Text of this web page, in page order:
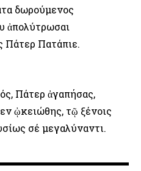
δωρούμενος
ἀπολύτρωσαι
Πάτερ Πατάπιε.
Πάτερ ἀγαπήσας,
ᾠκειώθης, τῷ ξένοις
σέ μεγαλύναντι.